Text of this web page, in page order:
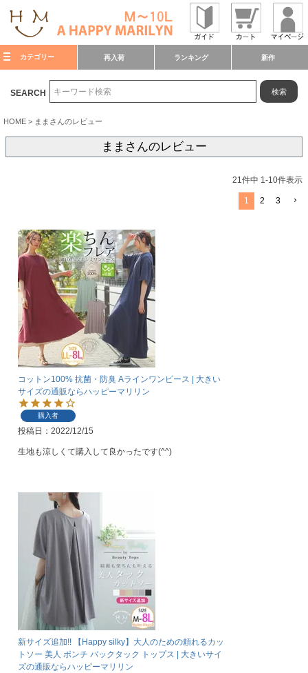
カテゴリー 再入荷 ランキング 新作
SEARCH 検索
HOME ままさんのレビュー
ままさんのレビュー
21件中 1-10件表示
1 2 3
コットン100% 抗菌・防臭 Aラインワンピース | 大きい
サイズの通販ならハッピーマリリン
購入者
投稿日 2022/12/15
生地も涼しくて購入して良かったです(^^)
新サイズ追加!! 【Happy silky】大人のための頼れるカッ
トソー 美人 ポンチ バックタック トップス | 大きいサイ
ズの通販ならハッピーマリリン